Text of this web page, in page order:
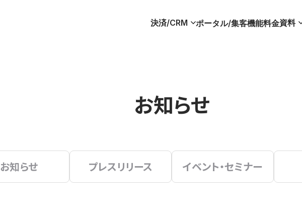
決済/CRM ポータル/集客機能料金資料
お知らせ
お知らせ プレスリリース イベント・セミナー